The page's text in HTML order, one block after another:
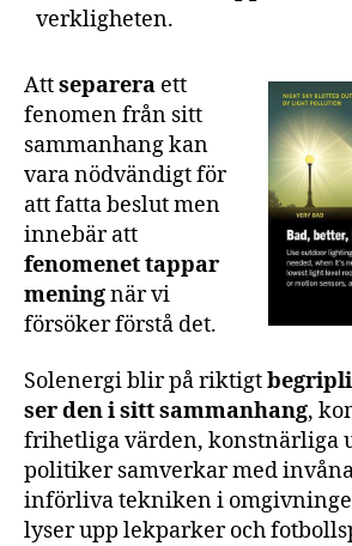
verkligheten.
Attseparera ett
fenomen från sitt
sammanhang kan
vara nödvändigt för
att fatta beslut men
innebär att
fenomenet tappar
meningnär vi
försöker förstå det.
Solenergi blir på riktigt
ser den i sitt sammanhang,
frihetliga värden, konstnärliga
politiker samverkar med
införliva tekniken i
lyser upp lekparker och